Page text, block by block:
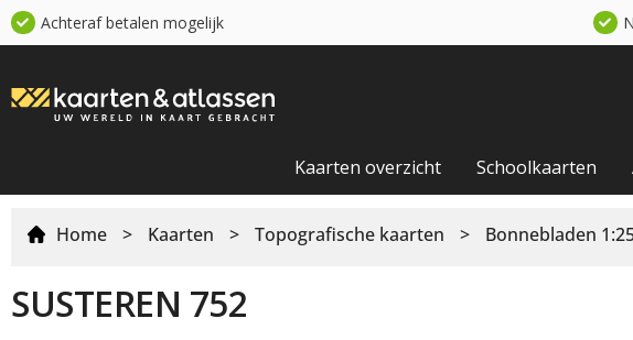
Achteraf betalen mogelijk
Kaarten overzicht Schoolkaarten
Home > Kaarten > Topografische kaarten > Bonnebladen
SUSTEREN 752